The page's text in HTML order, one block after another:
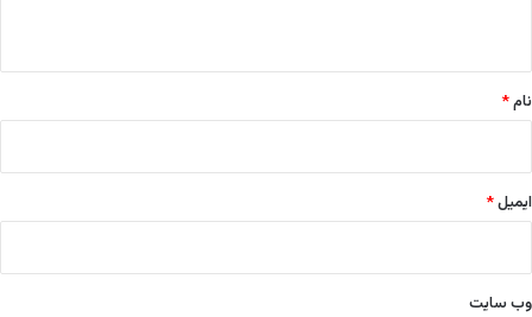
نام*
ایمیل*
وب‌ سایت